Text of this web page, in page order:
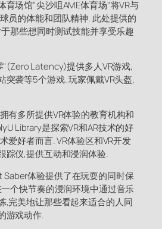
育场馆"尖沙咀AME体育场"将VR与
员的体能和团队精神. 此处提供的
那些想同时测试技能并享受乐趣
Latency)提供多人VR游戏,
突袭等5个游戏. 玩家佩戴VR头盔,
有多所提供VR体验的教育机构和
Library是探索VR和AR技术的好
爱好者而言. VR体验区和VR开发
踪仪,提供互动和浸润体验.
Saber体验提供了在玩耍的同时保
个快节奏的浸润环境中通过音乐
,完美地让那些看起来适合的人同
游戏动作.